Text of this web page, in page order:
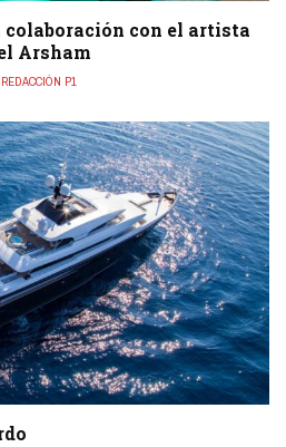
con el artista
Arsham
REDACCIÓN P1